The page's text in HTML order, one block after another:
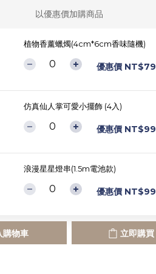
以優惠價加購商品
植物香薰蠟燭(4cm*6cm香味隨機)
優惠價 NT$79
仿真仙人掌可愛小擺飾 (4入)
優惠價 NT$99
浪漫星星燈串(1.5m電池款)
優惠價 NT$99
購物車 立即購買